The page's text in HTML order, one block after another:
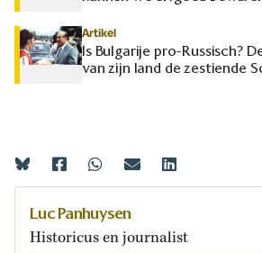
Artikel
Is Bulgarije pro-Russisch?
van zijn land de zestiende
Luc Panhuysen
Historicus en journalist